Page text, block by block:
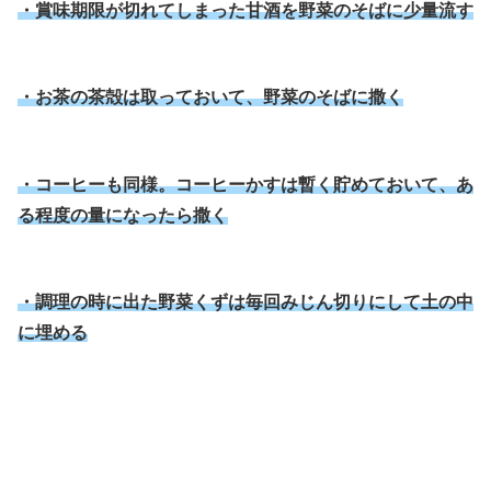
・賞味期限が切れてしまった甘酒を野菜のそばに少量流す
・お茶の茶殻は取っておいて、野菜のそばに撒く
・コーヒーも同様。コーヒーかすは暫く貯めておいて、あ
る程度の量になったら撒く
・調理の時に出た野菜くずは毎回みじん切りにして土の中
に埋める